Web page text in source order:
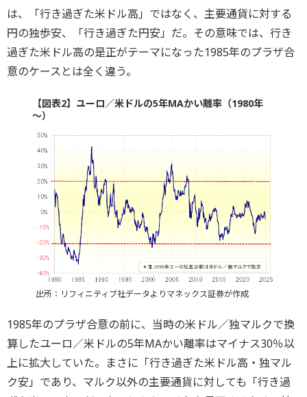
は、「行き過ぎた米ドル高」ではなく、主要通貨に対する
円の独歩安、「行き過ぎた円安」だ。その意味では、行き
過ぎた米ドル高の是正がテーマになった1985年のプラザ合
意のケースとは全く違う。
【図表2】ユーロ／米ドルの5年MAかい離率（1980年
～）
出所：リフィニティブ社データよりマネックス証券が作成
1985年のプラザ合意の前に、当時の米ドル／独マルクで換
算したユーロ／米ドルの5年MAかい離率はマイナス30％以
上に拡大していた。まさに「行き過ぎた米ドル高・独マル
ク安」であり、マルク以外の主要通貨に対しても「行き過